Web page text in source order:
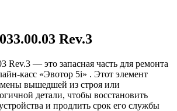
Rev.3
Rev.3 — это запасная часть для ремонта
касс «Эвотор 5i» . Этот элемент
вышедшей из строя или
детали, чтобы восстановить
и продлить срок его службы